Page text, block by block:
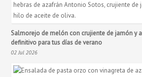
Salmorejo de melón con crujiente de jamón y
definitivo para tus días de verano
02 Jul 2026